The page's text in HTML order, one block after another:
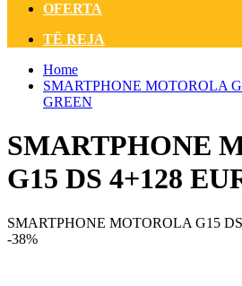
OFERTA
TË REJA
Home
SMARTPHONE MOTOROLA
GREEN
SMARTPHONE
G15 DS 4+128
SMARTPHONE MOTOROLA G15
-38%